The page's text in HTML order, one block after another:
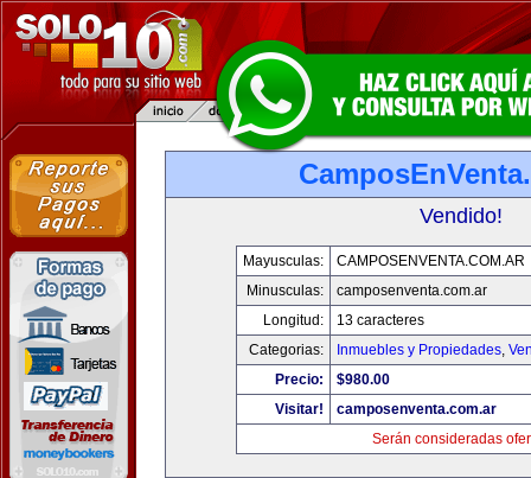
Vendido!
Mayusculas:
CAMPOSENVENTA.COM.AR
Minusculas:
camposenventa.com.ar
Longitud:
13 caracteres
Categorias:
Inmuebles y Propiedades,
Precio:
$980.00
Visitar!
camposenventa.com.ar
Serán consideradas